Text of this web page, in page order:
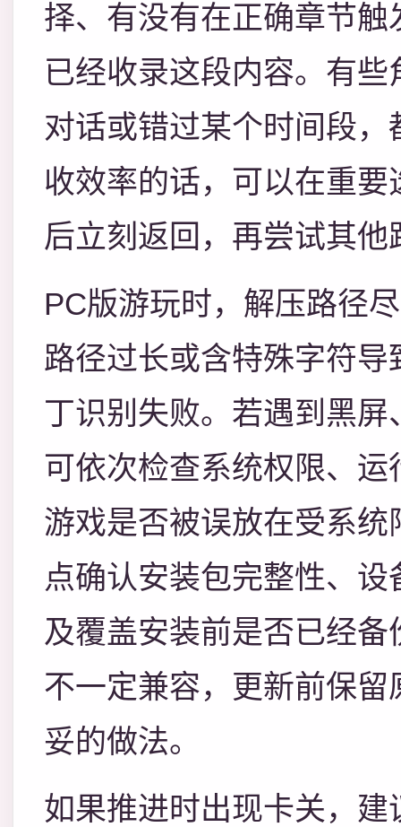
择、有没有在正确章节
已经收录这段内容。有
对话或错过某个时间段
收效率的话，可以在重
后立刻返回，再尝试其他
PC版游玩时，解压路径
路径过长或含特殊字符
丁识别失败。若遇到黑
可依次检查系统权限、
游戏是否被误放在受系
点确认安装包完整性、
及覆盖安装前是否已经
不一定兼容，更新前保
妥的做法。
如果推进时出现卡关，